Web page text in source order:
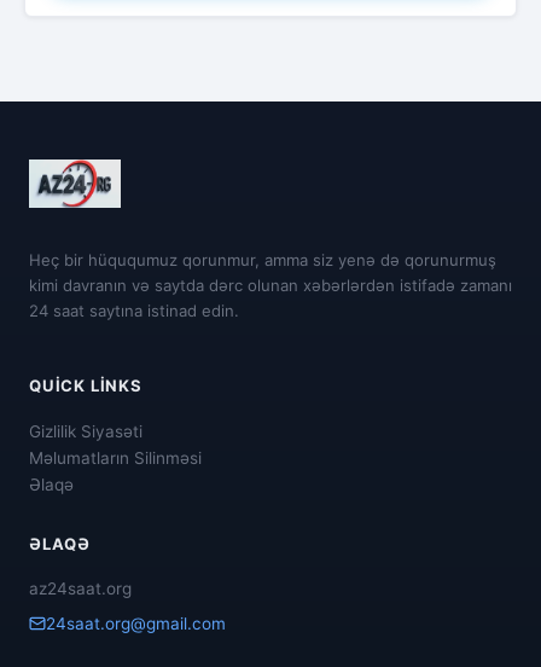
Heç bir hüququmuz qorunmur, amma siz yenə də qorunurmuş
kimi davranın və saytda dərc olunan xəbərlərdən istifadə zamanı
24 saat saytına istinad edin.
QUICK LINKS
Gizlilik Siyasəti
Məlumatların Silinməsi
Əlaqə
ƏLAQƏ
az24saat.org
24saat.org@gmail.com